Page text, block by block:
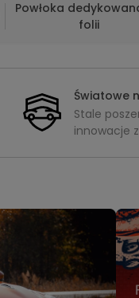
Powłoka
folii
Światowe
Stale
innowacje